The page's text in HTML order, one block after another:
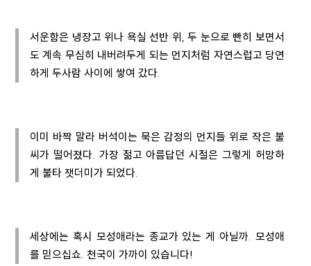
서운함은 냉장고 위나 욕실 선반 위, 두 눈으로 빤히 보면서
도 계속 무심히 내버려두게 되는 먼지처럼 자연스럽고 당연
하게 두사람 사이에 쌓여 갔다.
이미 바짝 말라 버석이는 묵은 감정의 먼지들 위로 작은 불
씨가 떨어졌다. 가장 젊고 아름답던 시절은 그렇게 허망하
게 불타 잿더미가 되었다.
세상에는 혹시 모성애라는 종교가 있는 게 아닐까. 모성애
를 믿으십쇼. 천국이 가까이 있습니다!